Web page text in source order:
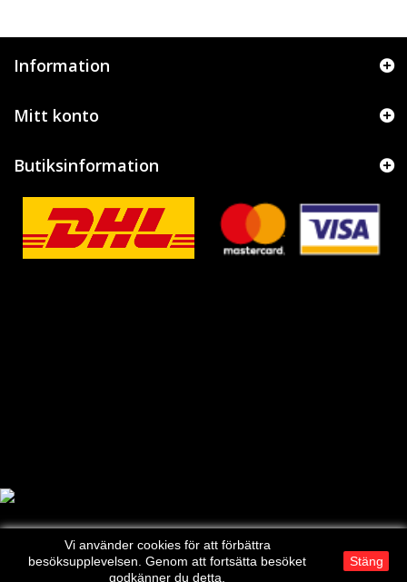
Information
Mitt konto
Butiksinformation
Vi använder cookies för att förbättra
besöksupplevelsen. Genom att fortsätta besöket
godkänner du detta.
Stäng